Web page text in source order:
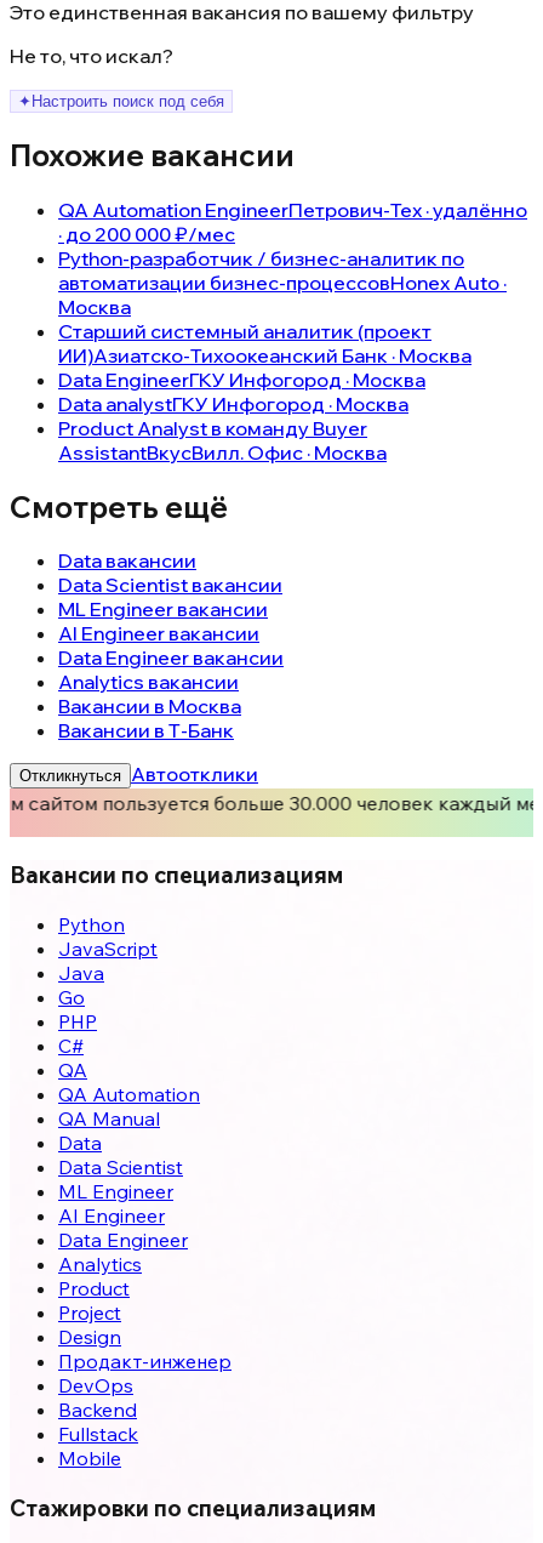
Это единственная вакансия по вашему фильтру
Не то, что искал?
✦ Настроить поиск под себя
Похожие вакансии
QA Automation EngineerПетрович-Тех · удалённо
· до 200 000 ₽/мес
Python-разработчик / бизнес-аналитик по
автоматизации бизнес-процессовHonex Auto ·
Москва
Старший системный аналитик (проект
ИИ)Азиатско-Тихоокеанский Банк · Москва
Data EngineerГКУ Инфогород · Москва
Data analystГКУ Инфогород · Москва
Product Analyst в команду Buyer
AssistantВкусВилл. Офис · Москва
Смотреть ещё
Data вакансии
Data Scientist вакансии
ML Engineer вакансии
AI Engineer вакансии
Data Engineer вакансии
Analytics вакансии
Вакансии в Москва
Вакансии в Т-Банк
Откликнуться Автоотклики
сайтом пользуется больше 30.000 человек каждый
Вакансии по специализациям
Python
JavaScript
Java
Go
PHP
C#
QA
QA Automation
QA Manual
Data
Data Scientist
ML Engineer
AI Engineer
Data Engineer
Analytics
Product
Project
Design
Продакт-инженер
DevOps
Backend
Fullstack
Mobile
Стажировки по специализациям